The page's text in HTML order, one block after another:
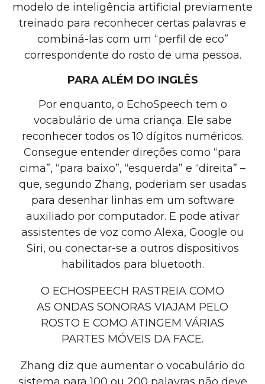
modelo de inteligência artificial previamente
treinado para reconhecer certas palavras e
combiná-las com um “perfil de eco”
correspondente do rosto de uma pessoa.
PARA ALÉM DO INGLÊS
Por enquanto, o EchoSpeech tem o
vocabulário de uma criança. Ele sabe
reconhecer todos os 10 dígitos numéricos.
Consegue entender direções como “para
cima”, “para baixo”, “esquerda” e “direita” –
que, segundo Zhang, poderiam ser usadas
para desenhar linhas em um software
auxiliado por computador. E pode ativar
assistentes de voz como Alexa, Google ou
Siri, ou conectar-se a outros dispositivos
habilitados para bluetooth.
O ECHOSPEECH RASTREIA COMO
AS ONDAS SONORAS VIAJAM PELO
ROSTO E COMO ATINGEM VÁRIAS
PARTES MÓVEIS DA FACE.
Zhang diz que aumentar o vocabulário do